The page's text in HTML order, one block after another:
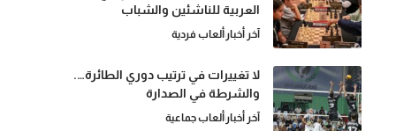
العربية للناشئين والشباب
آخر أخبارألعاب فردية
لا تغييرات في ترتيب دوري الطائرة….
والشرطة في الصدارة
آخر أخبارألعاب جماعية